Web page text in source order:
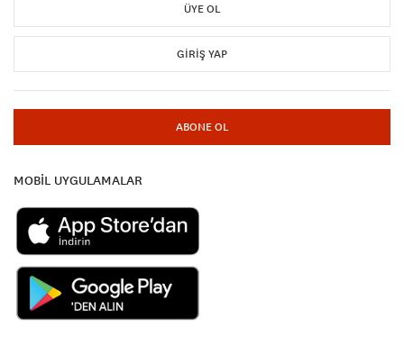
ÜYE OL
GIRIŞ YAP
ABONE OL
MOBİL UYGULAMALAR